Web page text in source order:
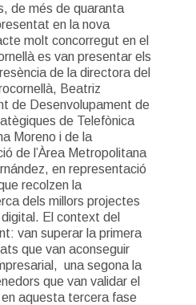
de més de quaranta
en la nova
molt concorregut en el
es van presentar els
de la directora del
Beatriz
de Desenvolupament de
de Telefònica
Moreno i de la
de l’Àrea Metropolitana
en representació
recolzen la
dels millors projectes
El context del
van superar la primera
que van aconseguir
una segona la
que van validar el
aquesta tercera fase